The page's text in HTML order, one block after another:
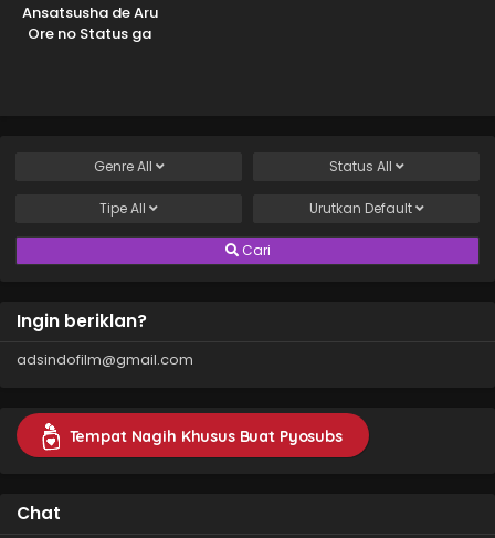
Ansatsusha de Aru
Ore no Status ga
GenreAll Status All
TipeAll Urutkan Default
Cari
Ingin beriklan?
adsindofilm@gmail.com
Tempat Nagih Khusus Buat Pyosubs
Chat